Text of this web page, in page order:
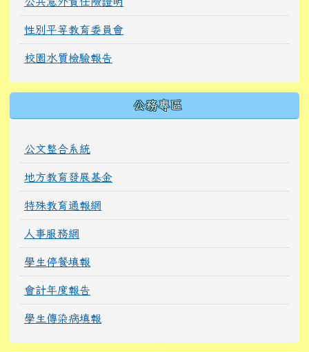
性別平等教育委員會
校園水質檢驗報告
公務專區
公文整合系統
地方教育發展基金
特殊教育通報網
人事服務網
學生停餐填報
會計年度報告
學生傳染病填報